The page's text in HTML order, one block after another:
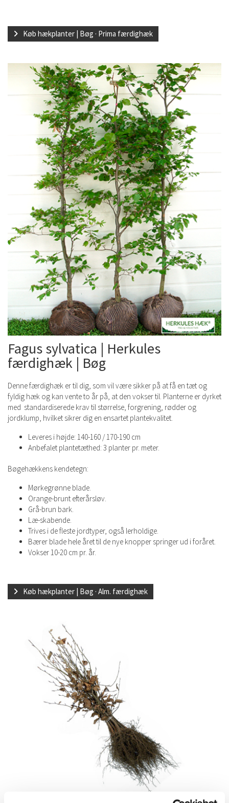
Køb hækplanter | Bøg · Prima færdighæk
Fagus sylvatica | Herkules
færdighæk | Bøg
Denne færdighæk er til dig, som vil være sikker på at få en tæt og
fyldig hæk og kan vente to år på, at den vokser til. Planterne er dyrket
med standardiserede krav til størrelse, forgrening, rødder og
jordklump, hvilket sikrer dig en ensartet plantekvalitet.
Leveres i højde: 140-160 / 170-190 cm
Anbefalet plantetæthed: 3 planter pr. meter.
Bøgehækkens kendetegn:
Mørkegrønne blade.
Orange-brunt efterårsløv.
Grå-brun bark.
Læ-skabende.
Trives i de fleste jordtyper, også lerholdige.
Bærer blade hele året til de nye knopper springer ud i foråret.
Vokser 10-20 cm pr. år.
Køb hækplanter | Bøg · Alm. færdighæk